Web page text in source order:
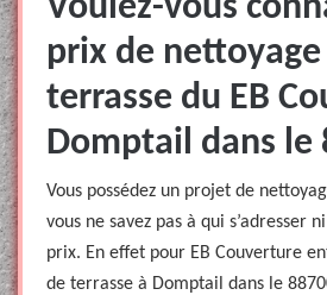
Voulez-vous
prix de nettoyage
terrasse du EB
Domptail dans le
Vous possédez un projet de
vous ne savez pas à qui s’adresser
prix. En effet pour EB Couverture
de terrasse à Domptail dans le